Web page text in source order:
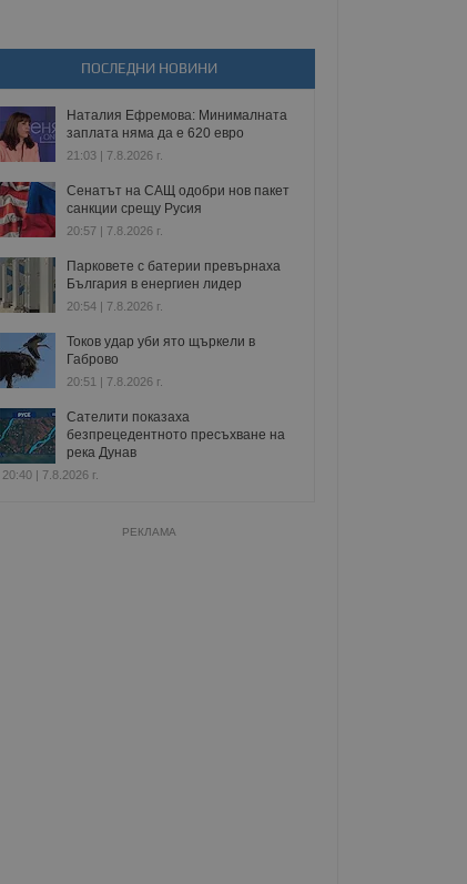
ПОСЛЕДНИ НОВИНИ
Наталия Ефремова: Минималната
заплата няма да е 620 евро
21:03 | 7.8.2026 г.
Сенатът на САЩ одобри нов пакет
санкции срещу Русия
20:57 | 7.8.2026 г.
Парковете с батерии превърнаха
България в енергиен лидер
20:54 | 7.8.2026 г.
Токов удар уби ято щъркели в
Габрово
20:51 | 7.8.2026 г.
Сателити показаха
безпрецедентното пресъхване на
река Дунав
20:40 | 7.8.2026 г.
РЕКЛАМА